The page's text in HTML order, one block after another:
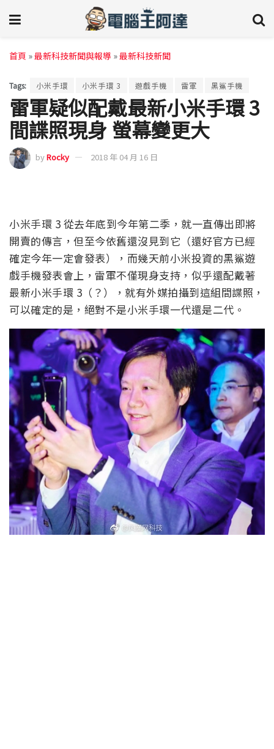
首頁 »最新科技新聞與報導 »最新科技新聞
Tags: 小米手環 小米手環 3 遊戲手機 雷軍 黑鯊手機
雷軍疑似配戴最新小米手環 3
間諜照現身 螢幕變更大
byRocky 2018 年 04 月 16 日
小米手環 3 從去年底到今年第二季，就一直傳出即將
開賣的傳言，但至今依舊還沒見到它（還好官方已經
確定今年一定會發表），而幾天前小米投資的黑鯊遊
戲手機發表會上，雷軍不僅現身支持，似乎還配戴著
最新小米手環 3（？），就有外媒拍攝到這組間諜照，
可以確定的是，絕對不是小米手環一代還是二代。